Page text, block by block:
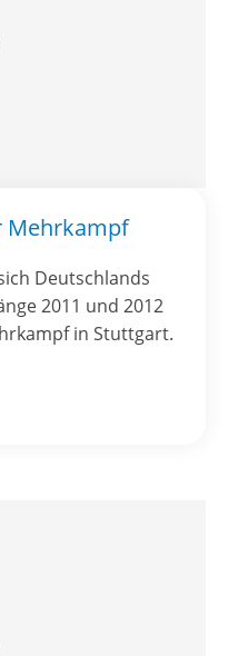
Mehrkampf
Deutschlands
2011 und 2012
in Stuttgart.